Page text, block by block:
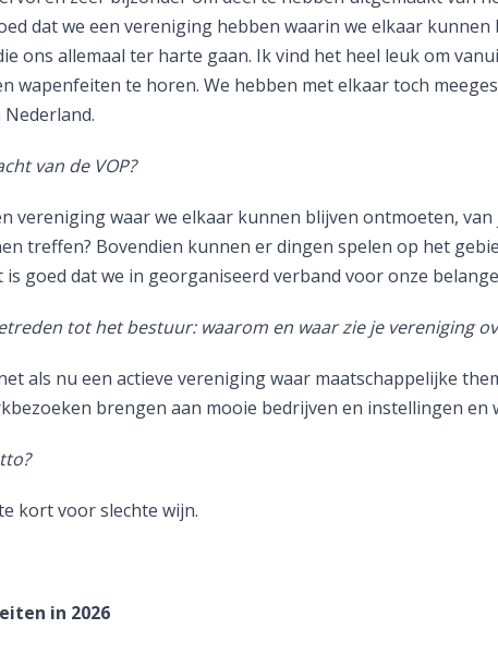
dat we een vereniging hebben waarin we elkaar
ons allemaal ter harte gaan. Ik vind het heel leuk om
wapenfeiten te horen. We hebben met elkaar toch
van de VOP?
vereniging waar we elkaar kunnen blijven ontmoeten,
treffen? Bovendien kunnen er dingen spelen op het
is goed dat we in georganiseerd verband voor onze
tot het bestuur: waarom en waar zie je vereniging
als nu een actieve vereniging waar maatschappelijke
brengen aan mooie bedrijven en instellingen
kort voor slechte wijn.
in 2026